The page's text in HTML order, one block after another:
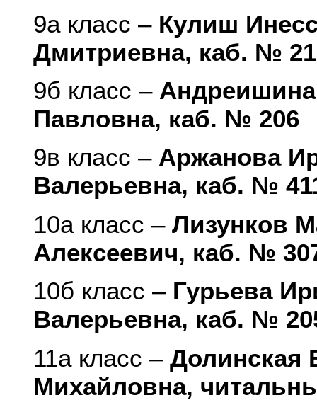
9а класс – Кулиш
Дмитриевна, каб. №
9б класс – Андреишина
Павловна, каб. № 206
9в класс – Аржанова
Валерьевна, каб. №
10а класс –Лизунков
Алексеевич, каб. №
10б класс – Гурьева
Валерьевна, каб. №
11а класс –Долинская
Михайловна,